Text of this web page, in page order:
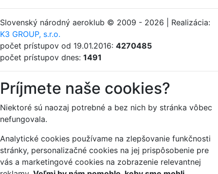
Slovenský národný aeroklub © 2009 - 2026 | Realizácia:
K3 GROUP, s.r.o.
počet prístupov od 19.01.2016: 4270485
počet prístupov dnes: 1491
Príjmete naše cookies?
Niektoré sú naozaj potrebné a bez nich by stránka vôbec
nefungovala.
Analytické cookies používame na zlepšovanie funkčnosti
stránky, personalizačné cookies na jej prispôsobenie pre
vás a marketingové cookies na zobrazenie relevantnej